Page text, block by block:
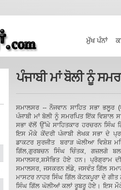
ਮੁੱਖ ਪੰਨਾਂ
ਪੰਜਾਬੀ ਮਾਂ ਬੋਲੀ ਨੂੰ
ਸਮਾਲਸਰ -- ਨੌਜਵਾਨ ਸਾਹਿਤ ਸਭਾ ਭਲੂਰ
ਪੰਜਾਬੀ ਮਾਂ ਬੋਲੀ ਨੂੰ ਸਮਰਪਿਤ ਇੱਕ
ਸਭਾ ਵੱਲੋਂ ਉੱਘੇ ਸਾਹਿਤਕਾਰ ਹਰਚਰਨ ਸਿੰਘ
ਇਸ ਮੌਕੇ ਕੇਂਦਰੀ ਪੰਜਾਬੀ ਲੇਖਕ ਸਭਾ ਦੇ
ਡਾਕਟਰ ਸੁਰਜੀਤ ਬਰਾੜ ਘੋਲੀਆ ਵਿਸ਼ੇਸ਼
ਗਿੱਲ,ਗੁਰਬਚਨ ਸਿੰਘ ਚਿੰਤਕ, ਗਜ਼ਲਗੋ
ਸਮਾਲਸਰ,ਸ਼ਸੋਭਿਤ ਹੋਏ ਹਨ। ਪ੍ਰੋਗ੍ਰਾਮ
ਸਮਾਲਸਰ, ਜਸਕਰਨ ਲੰਡੇ, ਜਸਵੰਤ ਗਿੱਲ
ਮਾਸਟਰ ਨਾਹਰ ਸਿੰਘ ਗਿੱਲ ਕੋਟਕਪੂਰਾ ਦੇ
ਸਿੰਘ ਗਿੱਲ ਘੋਲੀਆਂ ਕਲਾਂ ਰੂਬਰੂ ਹੋਏ। ਇਸ